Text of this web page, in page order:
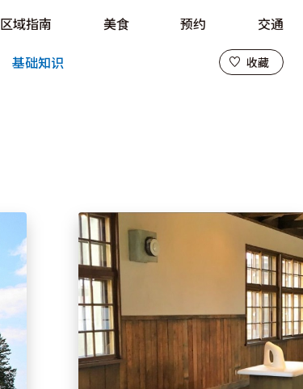
区域指南 美食 预约
交通
基础知识 收藏